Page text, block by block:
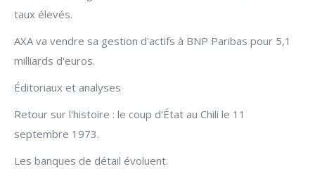
taux élevés.
AXA va vendre sa gestion d'actifs à BNP Paribas pour 5,1
milliards d'euros.
Éditoriaux et analyses
Retour sur l'histoire : le coup d'État au Chili le 11
septembre 1973.
Les banques de détail évoluent.